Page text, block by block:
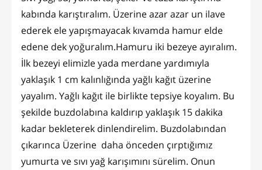
kabında karıştıralım. Üzerine azar azar un ilave
ederek ele yapışmayacak kıvamda hamur elde
edene dek yoğuralım.Hamuru iki bezeye ayıralım.
İlk bezeyi elimizle yada merdane yardımıyla
yaklaşık 1 cm kalınlığında yağlı kağıt üzerine
yayalım. Yağlı kağıt ile birlikte tepsiye koyalım. Bu
şekilde buzdolabına kaldırıp yaklaşık 15 dakika
kadar bekleterek dinlendirelim. Buzdolabından
çıkarınca Üzerine daha önceden çırptığımız
yumurta ve sıvı yağ karışımını sürelim. Onun